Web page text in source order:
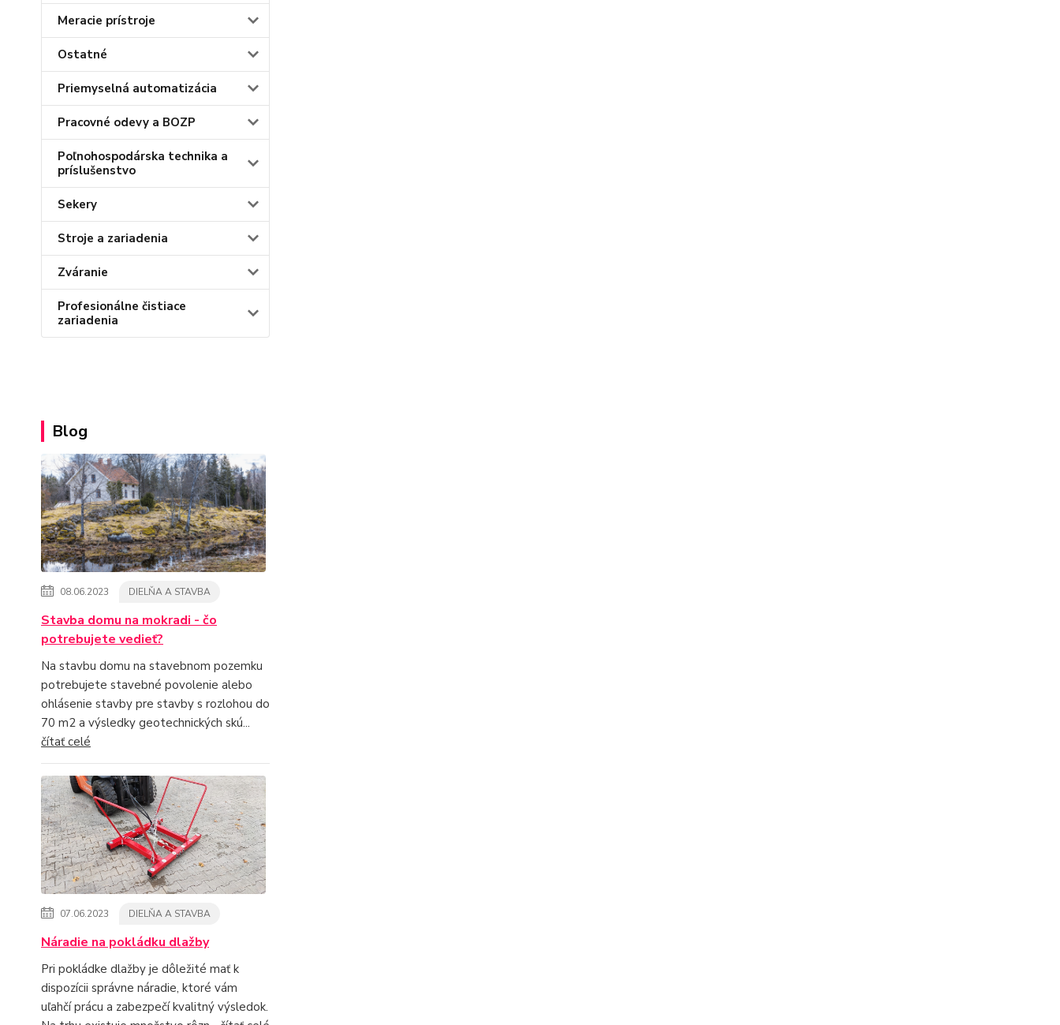
Meracie prístroje
Ostatné
Priemyselná automatizácia
Pracovné odevy a BOZP
Poľnohospodárska technika a
príslušenstvo
Sekery
Stroje a zariadenia
Zváranie
Profesionálne čistiace
zariadenia
Blog
08.06.2023 DIELŇA A STAVBA
Stavba domu na mokradi - čo
potrebujete vedieť?
Na stavbu domu na stavebnom pozemku
potrebujete stavebné povolenie alebo
ohlásenie stavby pre stavby s rozlohou do
70 m2 a výsledky geotechnických skú...
čítať celé
07.06.2023 DIELŇA A STAVBA
Náradie na pokládku dlažby
Pri pokládke dlažby je dôležité mať k
dispozícii správne náradie, ktoré vám
uľahčí prácu a zabezpečí kvalitný výsledok.